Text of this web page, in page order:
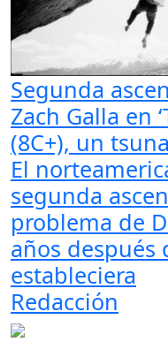
Segunda
Zach Galla en
(8C+), un
El
segunda
problema de
años después
estableciera
Redacción